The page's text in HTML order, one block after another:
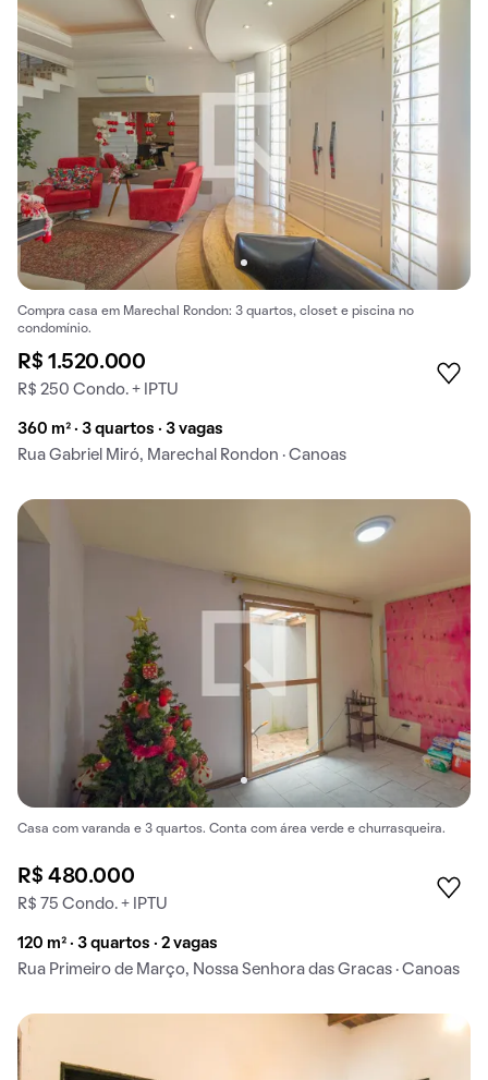
Compra casa em Marechal Rondon: 3 quartos, closet e piscina no
condomínio.
R$ 1.520.000
R$ 250 Condo. + IPTU
360 m² · 3 quartos · 3 vagas
Rua Gabriel Miró, Marechal Rondon · Canoas
Casa com varanda e 3 quartos. Conta com área verde e churrasqueira.
R$ 480.000
R$ 75 Condo. + IPTU
120 m² · 3 quartos · 2 vagas
Rua Primeiro de Março, Nossa Senhora das Gracas · Canoas